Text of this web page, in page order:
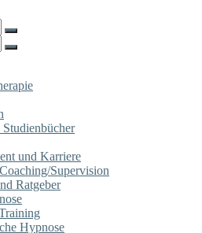
und Karriere
Supervision
Ratgeber
Hypnose